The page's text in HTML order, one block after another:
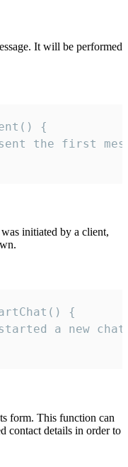
It will be performed
{
the first
initiated by a client,
{
a new
form. This function can
contact details in order to